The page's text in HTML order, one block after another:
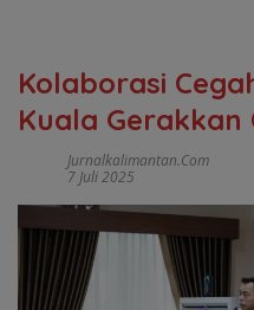
Kolaborasi
Kuala Gerakkan
Jurnalkalimantan.com
7 Juli 2025